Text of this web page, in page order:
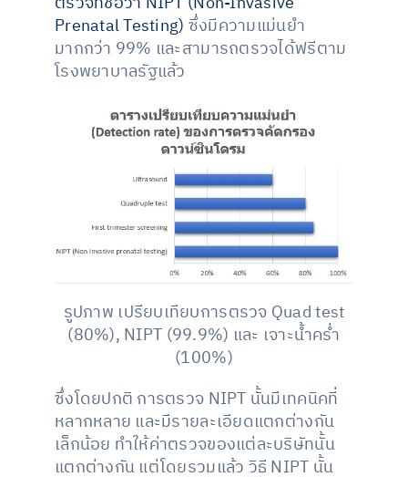
Prenatal Testing) ซึ่งมีความแม่นยำ
มากกว่า 99% และสามารถตรวจได้ฟรีตาม
โรงพยาบาลรัฐแล้ว
รูปภาพ เปรียบเทียบการตรวจ Quad test
(80%), NIPT (99.9%) และ เจาะน้ำคร่ำ
(100%)
ซึ่งโดยปกติ การตรวจ NIPT นั้นมีเทคนิคที่
หลากหลาย และมีรายละเอียดแตกต่างกัน
เล็กน้อย ทำให้ค่าตรวจของแต่ละบริษัทนั้น
แตกต่างกัน แต่โดยรวมแล้ว วิธี NIPT นั้น